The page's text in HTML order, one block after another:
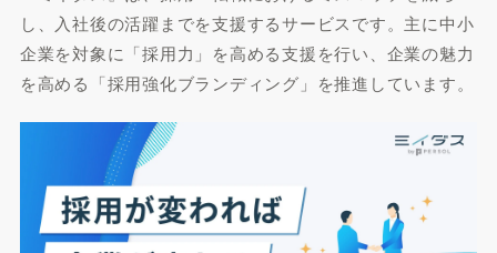
し、入社後の活躍までを支援するサービスです。主に中小
企業を対象に「採用力」を高める支援を行い、企業の魅力
を高める「採用強化ブランディング」を推進しています。